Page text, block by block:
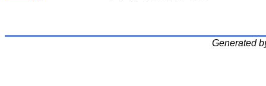
Generated